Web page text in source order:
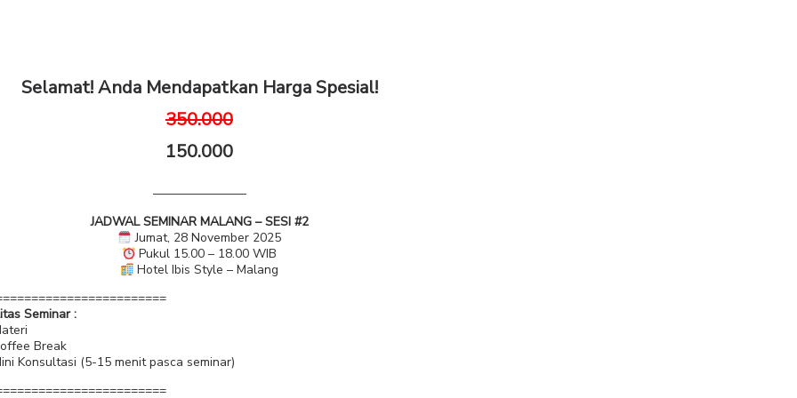
Selamat! Anda Mendapatkan Harga Spesial!
350.000
150.000
———————–
JADWAL SEMINAR MALANG – SESI #2
Jumat, 28 November 2025
Pukul 15.00 – 18.00 WIB
Hotel Ibis Style – Malang
Seminar :
Break
Konsultasi (5-15 menit pasca seminar)